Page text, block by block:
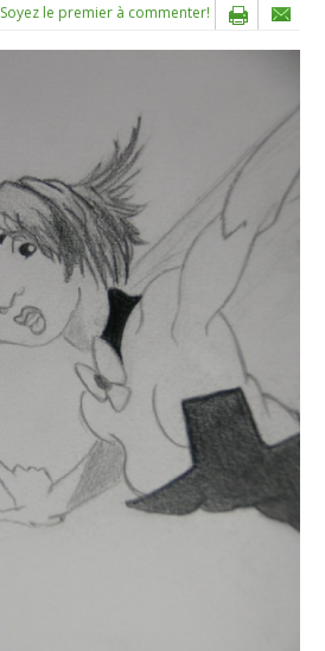
Soyez le premier à commenter!